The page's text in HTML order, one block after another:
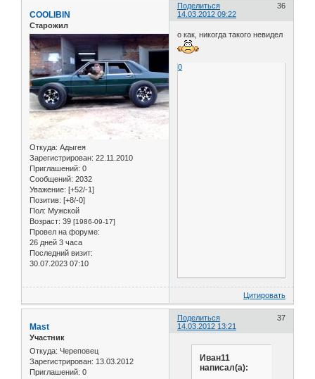
Поделиться
36
14.03.2012 09:22
COOLIBIN
Старожил
Откуда: Адыгея
Зарегистрирован: 22.11.2010
Приглашений: 0
Сообщений: 2032
Уважение: [+52/-1]
Позитив: [+8/-0]
Пол: Мужской
Возраст: 39 [1986-09-17]
Провел на форуме:
26 дней 3 часа
Последний визит:
30.07.2023 07:10
о как, никогда такого невидел
0
Цитировать
Поделиться
37
14.03.2012 13:21
Mast
Участник
Откуда: Череповец
Зарегистрирован: 13.03.2012
Приглашений: 0
Иван11
написал(а):